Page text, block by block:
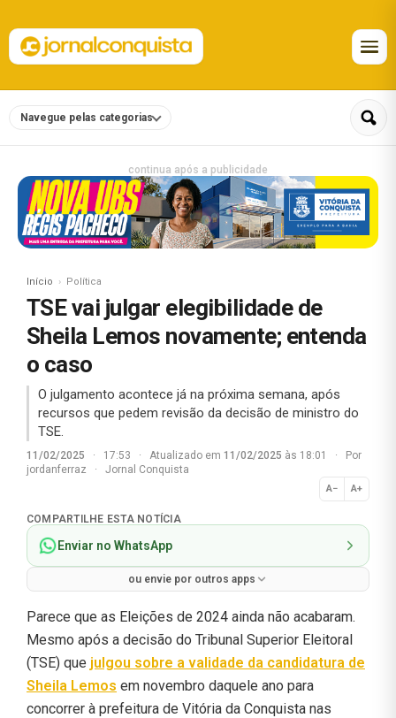
Navegue pelas categorias
continua após a publicidade
Início Política
TSE vai julgar elegibilidade de
Sheila Lemos novamente; entenda
o caso
O julgamento acontece já na próxima semana, após
recursos que pedem revisão da decisão de ministro do
TSE.
11/02/2025 · 17:53 · Atualizado em 11/02/2025 às 18:01 ·
Por
jordanferraz
· Jornal Conquista
A− A+
Normal
COMPARTILHE ESTA NOTÍCIA
Enviar no WhatsApp
ou envie por outros apps
Parece que as Eleições de 2024 ainda não acabaram.
Mesmo após a decisão do Tribunal Superior Eleitoral
(TSE) que julgou sobre a validade da candidatura de
Sheila Lemos em novembro daquele ano para
concorrer à prefeitura de Vitória da Conquista nas